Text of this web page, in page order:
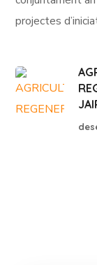
projectes